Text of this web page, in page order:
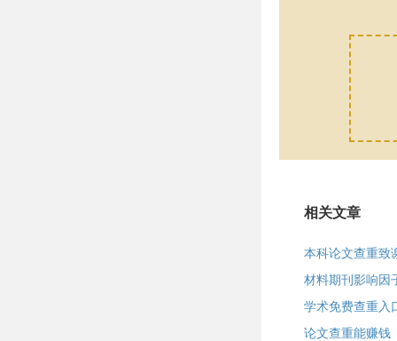
相关文章
本科论文查重致
材料期刊影响因
学术免费查重入
论文查重能赚钱